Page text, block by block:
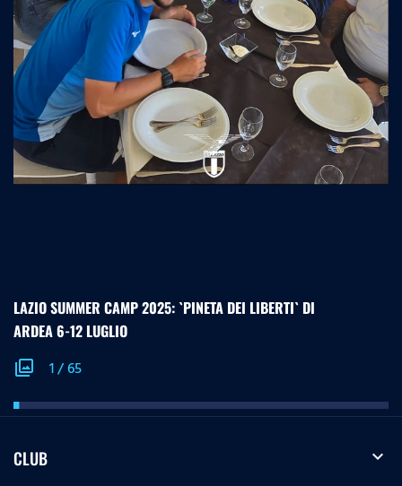
LAZIO SUMMER CAMP 2025: `PINETA DEI LIBERTI` DI
ARDEA 6-12 LUGLIO
photo_library 1/65
CLUB expand_more